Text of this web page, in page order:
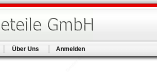
Über Uns Anmelden